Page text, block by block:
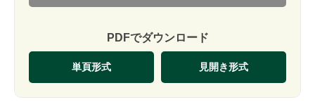
PDFでダウンロード
単頁形式 見開き形式